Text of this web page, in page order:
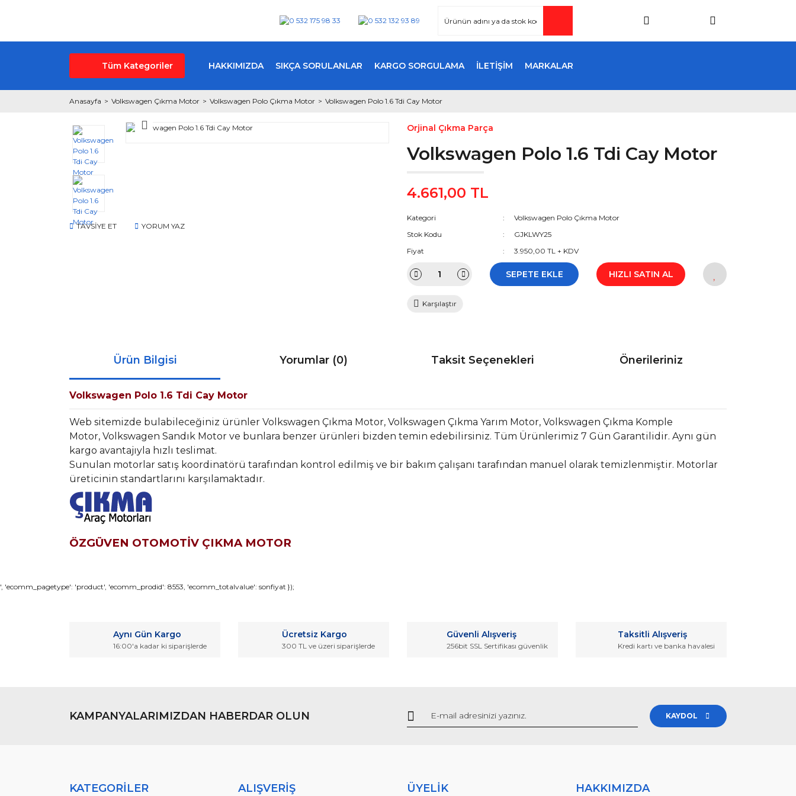
Tüm Kategoriler HAKKIMIZDA SIKÇA SORULANLAR KARGO SORGULAMA İLETİŞİM MARKALAR
Anasayfa Volkswagen Çıkma Motor Volkswagen Polo Çıkma Motor Volkswagen Polo 1.6 Tdi Cay Motor
TAVSİYE ET YORUM YAZ
Orjinal Çıkma Parça
Volkswagen Polo 1.6 Tdi Cay Motor
4.661,00 TL
Kategori
Volkswagen Polo Çıkma Motor
Stok Kodu
GJKLWY25
Fiyat
3.950,00 TL + KDV
SEPETE EKLE HIZLI SATIN AL
Karşılaştır
Ürün Bilgisi Yorumlar (0) Taksit Seçenekleri Önerileriniz
Volkswagen Polo 1.6 Tdi Cay Motor
Web sitemizde bulabileceğiniz ürünler Volkswagen Çıkma Motor, Volkswagen Çıkma Yarım Motor, Volkswagen Çıkma Komple
Motor, Volkswagen Sandık Motor ve bunlara benzer ürünleri bizden temin edebilirsiniz. Tüm Ürünlerimiz 7 Gün Garantilidir. Aynı gün
kargo avantajıyla hızlı teslimat.
Sunulan motorlar satış koordinatörü tarafından kontrol edilmiş ve bir bakım çalışanı tarafından manuel olarak temizlenmiştir. Motorlar
üreticinin standartlarını karşılamaktadır.
ÖZGÜVEN OTOMOTİV ÇIKMA MOTOR
Bu ürünün fiyat bilgisi, resim, ürün açıklamalarında ve diğer konularda yetersiz gördüğünüz noktaları öneri formunu kullanarak tarafımıza iletebilirsiniz.
Ürün açıklamasında eksik bilgiler bulunuyor.
', 'ecomm_pagetype': 'product', 'ecomm_prodid': 8553, 'ecomm_totalvalue': sonfiyat });
Aynı Gün Kargo
16:00'a kadar ki siparişlerde
Ücretsiz Kargo
300 TL ve üzeri siparişlerde
Güvenli Alışveriş
256bit SSL Sertifikası güvenlik
Taksitli Alışveriş
Kredi kartı ve banka havalesi
KAMPANYALARIMIZDAN HABERDAR OLUN KAYDOL
KATEGORİLER ALIŞVERİŞ ÜYELİK HAKKIMIZDA